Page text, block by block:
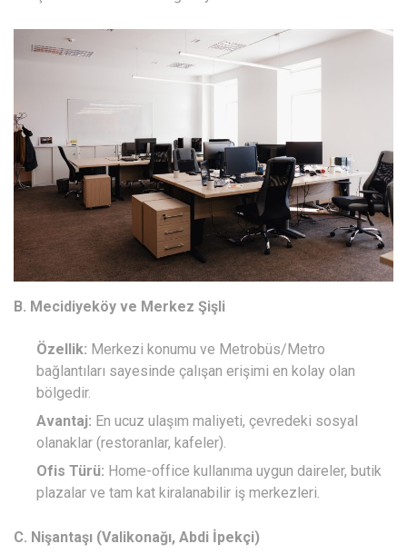
B. Mecidiyeköy ve Merkez Şişli
Özellik: Merkezi konumu ve Metrobüs/Metro
bağlantıları sayesinde çalışan erişimi en kolay olan
bölgedir.
Avantaj: En ucuz ulaşım maliyeti, çevredeki sosyal
olanaklar (restoranlar, kafeler).
Ofis Türü: Home-office kullanıma uygun daireler, butik
plazalar ve tam kat kiralanabilir iş merkezleri.
C. Nişantaşı (Valikonağı, Abdi İpekçi)